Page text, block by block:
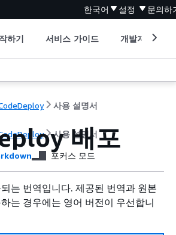
한국어 설정 문의하
하기 서비스 가이드 개발자 도구
사용 설명서
사용 설명서
배포
포커스 모드
는 번역입니다. 제공된 번역과 원본
는 경우에는 영어 버전이 우선합니